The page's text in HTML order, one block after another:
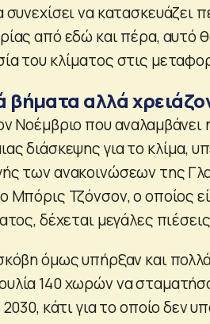
συνεχίσει να κατασκευάζει
από εδώ και πέρα, αυτό
του κλίματος στις
βήματα αλλά
Νοέμβριο που αναλαμβάνει
διάσκεψης για το κλίμα,
των ανακοινώσεων της
Μπόρις Τζόνσον, ο οποίος
δέχεται μεγάλες
όμως υπήρξαν και
140 χωρών να
2030, κάτι για το οποίο δεν